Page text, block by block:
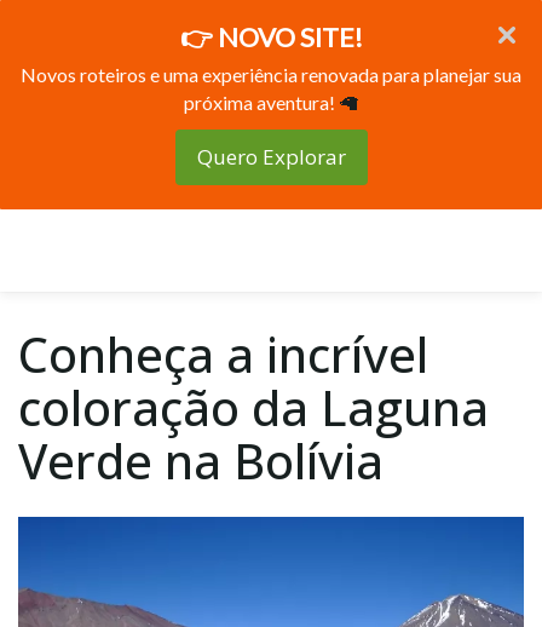
👉 NOVO SITE!
Novos roteiros e uma experiência renovada para planejar sua
próxima aventura! 🦙
Quero Explorar
Conheça a incrível
coloração da Laguna
Verde na Bolívia